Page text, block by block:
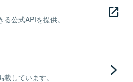
公式APIを提供。
しています。